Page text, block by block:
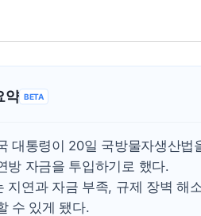
약 BETA
대통령이 20일 국방물자생산법
방 자금을 투입하기로 했다.
지연과 자금 부족, 규제 장벽 해
수 있게 됐다.